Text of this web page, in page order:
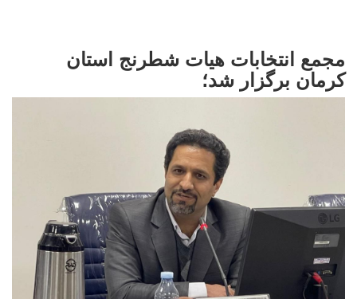
مجمع انتخابات هیات شطرنج استان
کرمان برگزار شد؛